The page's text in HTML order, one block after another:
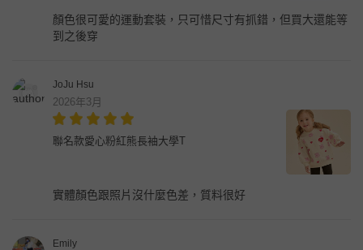
顏色很可愛的運動套裝，只可惜尺寸有抓錯，但買大還能等
到之後穿
JoJu Hsu
2026年3月
聯名款愛心粉紅熊長袖大學T
實體顏色跟照片沒什麼色差，質料很好
Emily